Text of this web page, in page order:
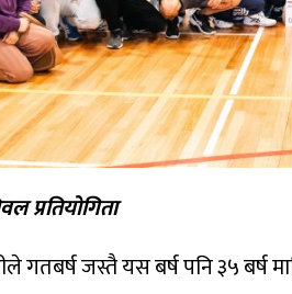
प्रतियोगिता
गतबर्ष जस्तै यस बर्ष पनि ३५